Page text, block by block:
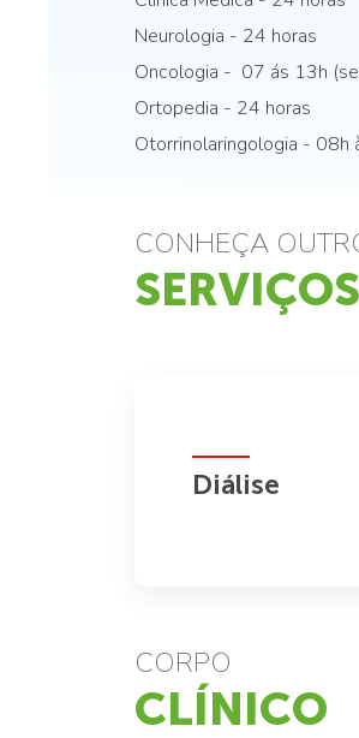
Neurologia - 24 horas
Oncologia - 07 ás 13h
Ortopedia - 24 horas
Otorrinolaringologia - 08h
CONHEÇA
SERVIÇOS
Diálise
CORPO
CLÍNICO